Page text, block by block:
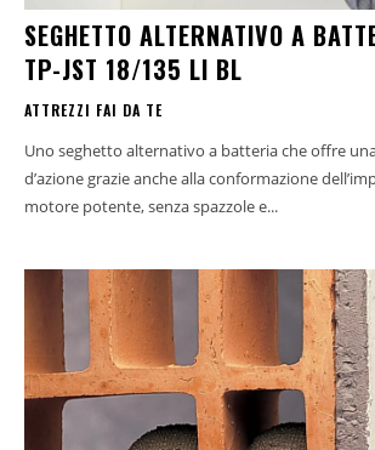
SEGHETTO ALTERNATIVO A
TP-JST 18/135 LI BL
ATTREZZI FAI DA TE
Uno seghetto alternativo a batteria che offre
d’azione grazie anche alla conformazione
motore potente, senza spazzole e...